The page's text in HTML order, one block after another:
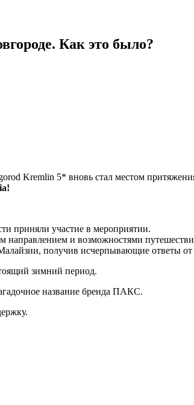
Как это было?
Kremlin 5* вновь стал местом
приняли участие в мероприятии.
направлением и возможностями
получив исчерпывающие ответы
зимний период.
название бренда ПАКС.